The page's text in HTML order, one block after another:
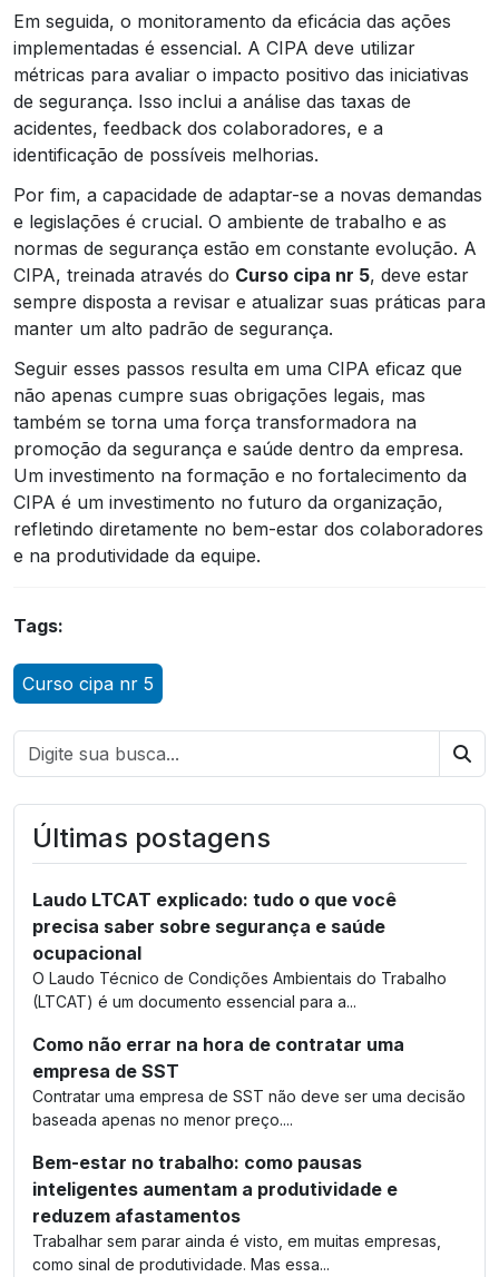
Em seguida, o monitoramento da eficácia das ações
implementadas é essencial. A CIPA deve utilizar
métricas para avaliar o impacto positivo das iniciativas
de segurança. Isso inclui a análise das taxas de
acidentes, feedback dos colaboradores, e a
identificação de possíveis melhorias.
Por fim, a capacidade de adaptar-se a novas demandas
e legislações é crucial. O ambiente de trabalho e as
normas de segurança estão em constante evolução. A
CIPA, treinada através do Curso cipa nr 5, deve estar
sempre disposta a revisar e atualizar suas práticas para
manter um alto padrão de segurança.
Seguir esses passos resulta em uma CIPA eficaz que
não apenas cumpre suas obrigações legais, mas
também se torna uma força transformadora na
promoção da segurança e saúde dentro da empresa.
Um investimento na formação e no fortalecimento da
CIPA é um investimento no futuro da organização,
refletindo diretamente no bem-estar dos colaboradores
e na produtividade da equipe.
Tags:
Curso cipa nr 5
Últimas postagens
Laudo LTCAT explicado: tudo o que você
precisa saber sobre segurança e saúde
ocupacional
O Laudo Técnico de Condições Ambientais do Trabalho
(LTCAT) é um documento essencial para a...
Como não errar na hora de contratar uma
empresa de SST
Contratar uma empresa de SST não deve ser uma decisão
baseada apenas no menor preço....
Bem-estar no trabalho: como pausas
inteligentes aumentam a produtividade e
reduzem afastamentos
Trabalhar sem parar ainda é visto, em muitas empresas,
como sinal de produtividade. Mas essa...